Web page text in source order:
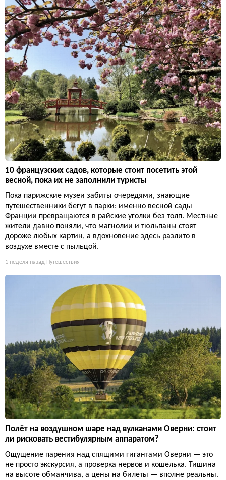
10 французских садов, которые стоит посетить этой
весной, пока их не заполнили туристы
Пока парижские музеи забиты очередями, знающие
путешественники бегут в парки: именно весной сады
Франции превращаются в райские уголки без толп. Местные
жители давно поняли, что магнолии и тюльпаны стоят
дороже любых картин, а вдохновение здесь разлито в
воздухе вместе с пыльцой.
1 неделя назад Путешествия
Полёт на воздушном шаре над вулканами Оверни: стоит
ли рисковать вестибулярным аппаратом?
Ощущение парения над спящими гигантами Оверни — это
не просто экскурсия, а проверка нервов и кошелька. Тишина
на высоте обманчива, а цены на билеты — вполне реальны.